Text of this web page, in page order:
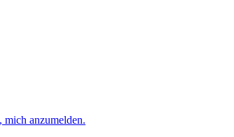
anzumelden.